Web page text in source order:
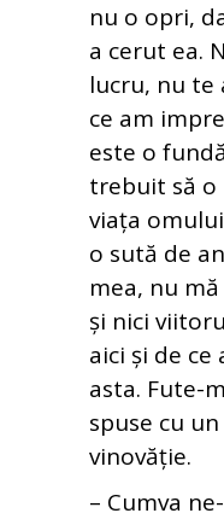
nu o opri,
a cerut ea.
lucru, nu te
ce am
este o
trebuit să o
viața
o sută de
mea, nu
și nici
aici și de
asta. Fute-
spuse cu
vinovăție.
– Cumva